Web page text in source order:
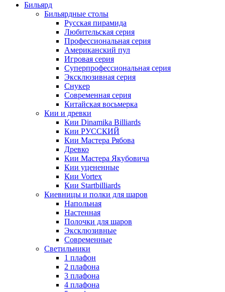
Бильярд
Бильярдные столы
Русская пирамида
Любительская серия
Профессиональная серия
Американский пул
Игровая серия
Суперпрофессиональная серия
Эксклюзивная серия
Снукер
Современная серия
Китайская восьмерка
Кии и древки
Кии Dinamika Billiards
Кии РУССКИЙ
Кии Мастера Рябова
Древко
Кии Мастера Якубовича
Кии уцененные
Кии Vortex
Кии Startbilliards
Киевницы и полки для шаров
Напольная
Настенная
Полочки для шаров
Эксклюзивные
Современные
Светильники
1 плафон
2 плафона
3 плафона
4 плафона